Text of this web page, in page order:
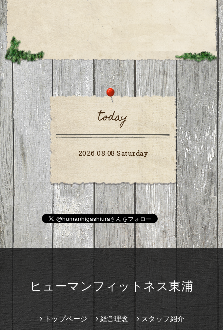
today
2026.08.08 Saturday
ヒューマンフィットネス東浦
トップページ 経営理念 スタッフ紹介